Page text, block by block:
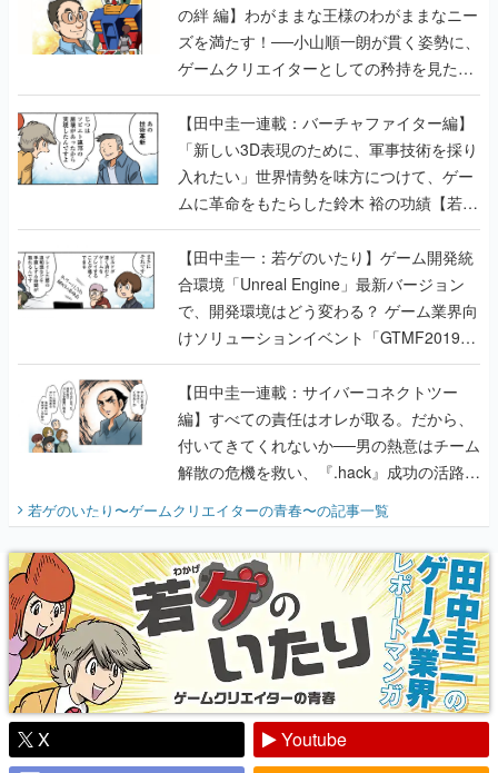
の絆 編】わがままな王様のわがままなニー
ズを満たす！──小山順一朗が貫く姿勢に、
ゲームクリエイターとしての矜持を見た
【若ゲのいたり最終回】
【田中圭一連載：バーチャファイター編】
「新しい3D表現のために、軍事技術を採り
入れたい」世界情勢を味方につけて、ゲー
ムに革命をもたらした鈴木 裕の功績【若ゲ
のいたり】
【田中圭一：若ゲのいたり】ゲーム開発統
合環境「Unreal Engine」最新バージョン
で、開発環境はどう変わる？ ゲーム業界向
けソリューションイベント「GTMF2019」
に行って、より理解を深めよう【PR】
【田中圭一連載：サイバーコネクトツー
編】すべての責任はオレが取る。だから、
付いてきてくれないか──男の熱意はチーム
解散の危機を救い、『.hack』成功の活路を
『少年ジャンプ』色だった【若ゲのいた
り】
若ゲのいたり〜ゲームクリエイターの青春〜の記事一覧
X
Youtube